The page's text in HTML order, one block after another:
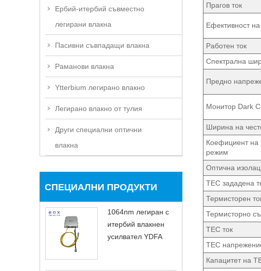
Ербий-итербий съвместно
легирани влакна
Пасивни съвпадащи влакна
Раманови влакна
Ytterbium легирано влакно
Легирано влакно от тулия
Други специални оптични
влакна
СПЕЦИАЛНИ ПРОДУКТИ
1064nm легиран с
итербий влакнен
усилвател YDFA
Прагов ток
Ефективност
Работен ток
Спектрална
Предно
Монитор Dark
Ширина на
Коефициент на
режим
Оптична
TEC зададена
Термисторен
Термисторно
TEC ток
TEC
Капацитет на